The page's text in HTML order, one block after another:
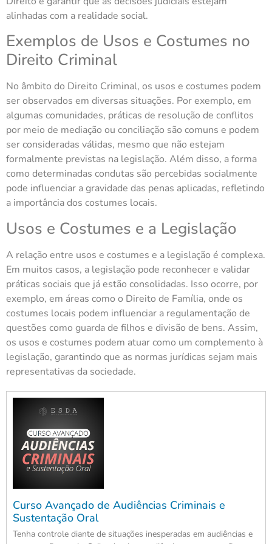
alinhadas com a realidade social.
Exemplos de Usos e Costumes no
Direito Criminal
No âmbito do Direito Criminal, os usos e costumes podem
ser observados em diversas situações. Por exemplo, em
algumas comunidades, práticas de resolução de conflitos
por meio de mediação ou conciliação são comuns e podem
ser consideradas válidas, mesmo que não estejam
formalmente previstas na legislação. Além disso, a forma
como determinadas condutas são percebidas socialmente
pode influenciar a gravidade das penas aplicadas, refletindo
a importância dos costumes locais.
Usos e Costumes e a Legislação
A relação entre usos e costumes e a legislação é complexa.
Em muitos casos, a legislação pode reconhecer e validar
práticas sociais que já estão consolidadas. Isso ocorre, por
exemplo, em áreas como o Direito de Família, onde os
costumes locais podem influenciar a regulamentação de
questões como guarda de filhos e divisão de bens. Assim,
os usos e costumes podem atuar como um complemento à
legislação, garantindo que as normas jurídicas sejam mais
representativas da sociedade.
Curso Avançado de Audiências Criminais e
Sustentação Oral
Tenha controle diante de situações inesperadas em audiências e